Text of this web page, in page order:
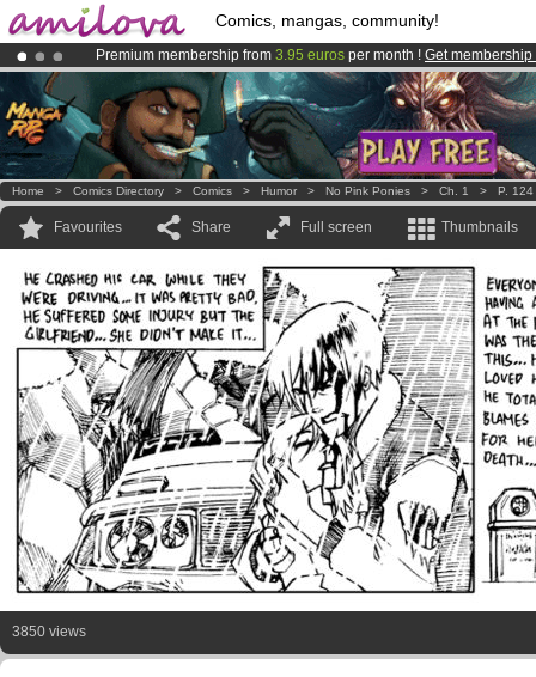
Comics, mangas, community!
Premium membership from 3.95 euros per month ! Get membership
Already 100000membersand 1000comics & mangas!.
AmilovaKickstarter is now LIVE!.
Home > Comics Directory > Comics > Humor > No Pink Ponies > Ch. 1 > P. 124
Favourites Share Full screen Thumbnails
3850 views